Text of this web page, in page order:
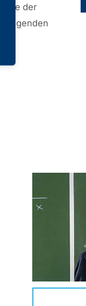
der
folgenden